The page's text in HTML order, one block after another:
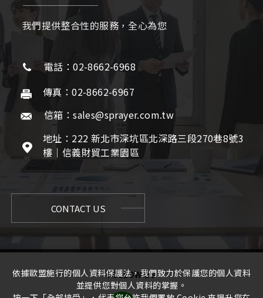
我們提供整合性的服務，全心為您
電話：02-8662-6968
傳真：02-8662-6967
信箱：sales@sprayer.com.tw
地址：222 新北市深坑區北深路三段270巷8號3
樓｜信義財貿工業園區
CONTACT US
FOLLOW US
依據歐盟施行的個人資料保護法，我們致力於保護您的個人資料
並提供您對個人資料的掌握。